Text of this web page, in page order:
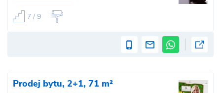
7 / 9
Prodej bytu, 2+1, 71 m²